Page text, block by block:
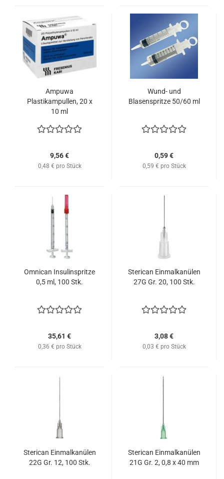
Ampuwa
Plastikampullen, 20 x
10 ml
9,56 €
0,48 € pro Stück
Wund- und
Blasenspritze 50/60 ml
0,59 €
0,59 € pro Stück
Omnican Insulinspritze
0,5 ml, 100 Stk.
35,61 €
0,36 € pro Stück
Sterican Einmalkanülen
27G Gr. 20, 100 Stk.
3,08 €
0,03 € pro Stück
Sterican Einmalkanülen
22G Gr. 12, 100 Stk.
Sterican Einmalkanülen
21G Gr. 2, 0,8 x 40 mm